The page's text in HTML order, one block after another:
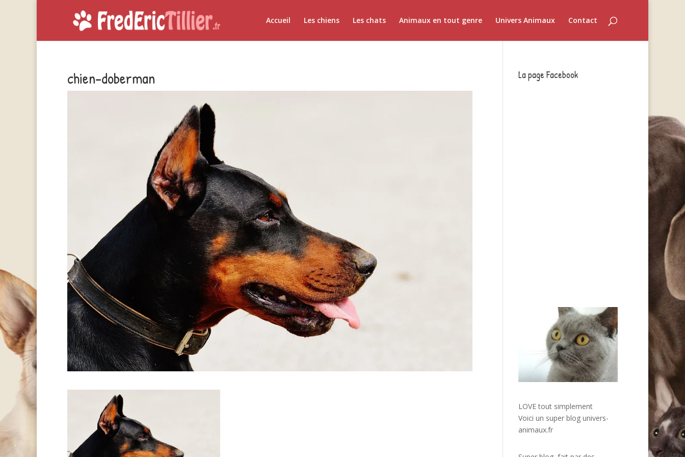
Accueil Les chiens Les chats Animaux en tout genre Univers Animaux Contact
chien-doberman La page Facebook
LOVE tout simplement
Voici un super blog univers-
animaux.fr